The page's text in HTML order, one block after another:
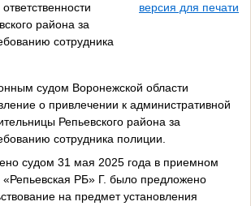
района за
сотрудника
версия для печати
судом Воронежской области
о привлечении к административной
Репьевского района за
сотрудника полиции.
судом 31 мая 2025 года в приемном
РБ» Г. было предложено
на предмет установления